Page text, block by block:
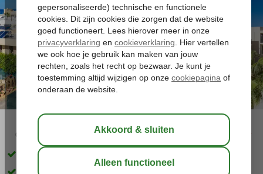
03:30
5-sterrenhotel in Rethymnon
Slechts 20 m van het strand